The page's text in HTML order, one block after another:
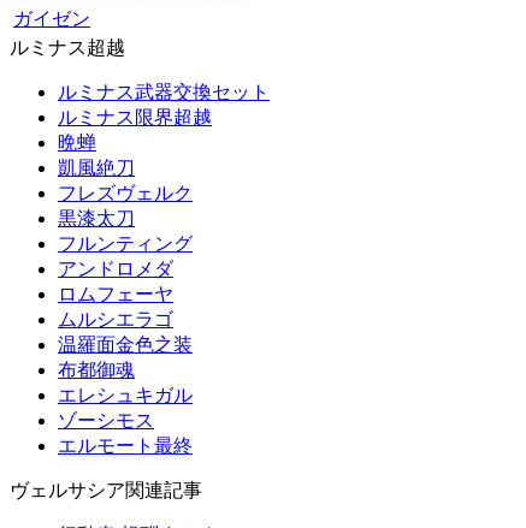
ガイゼン
ルミナス超越
ルミナス武器交換セット
ルミナス限界超越
晩蝉
凱風絶刀
フレズヴェルク
黒漆太刀
フルンティング
アンドロメダ
ロムフェーヤ
ムルシエラゴ
温羅面金色之装
布都御魂
エレシュキガル
ゾーシモス
エルモート最終
ヴェルサシア関連記事